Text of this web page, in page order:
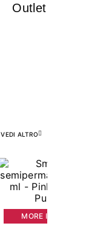
Outlet
VEDI ALTRO
MORE IS LESS